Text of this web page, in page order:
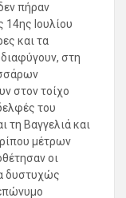
πήραν
Ιουλίου
και τα
στη
στον τοίχο
του
τη Βαγγελιά και
μέτρων
οι
δυστυχώς